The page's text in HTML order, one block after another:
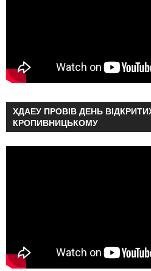
ХДАЕУ ПРОВІВ ДЕНЬ
КРОПИВНИЦЬКОМУ